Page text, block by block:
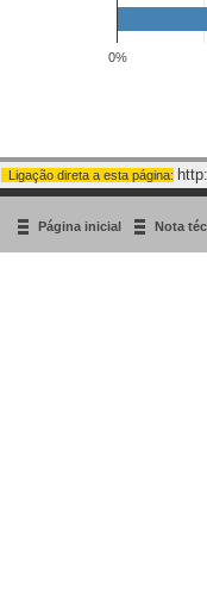
0%
Ligação direta a esta página:
Página inicial Nota